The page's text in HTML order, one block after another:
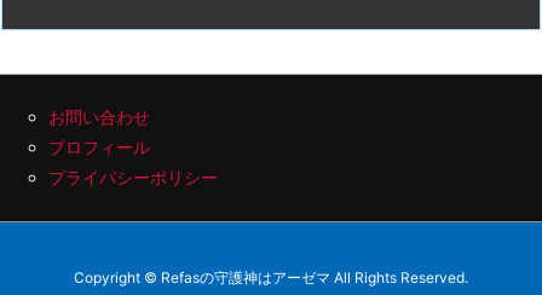
お問い合わせ
プロフィール
プライバシーポリシー
Copyright © Refasの守護神はアーゼマ All Rights Reserved.